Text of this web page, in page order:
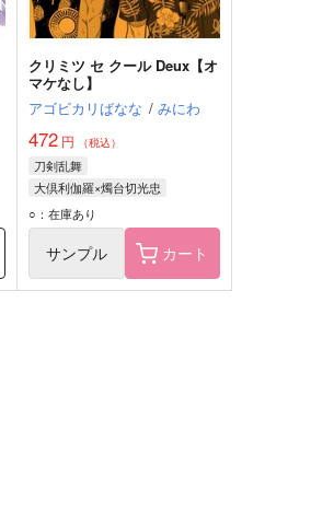
クリミツ セ クール Deux【オ
マケなし】
アゴビカリばなな / みにわ
472 円 （税込）
刀剣乱舞
大倶利伽羅×燭台切光忠
大倶利伽羅
○：在庫あり
サンプル カート